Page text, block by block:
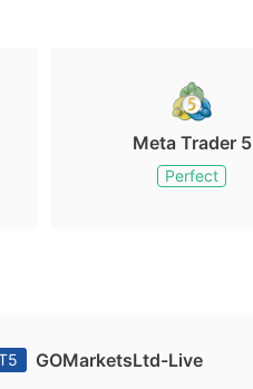
Meta Trader 5
Perfect
GOMarketsLtd-Live